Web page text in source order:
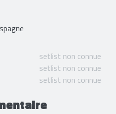
setlist non connue
setlist non connue
setlist non connue